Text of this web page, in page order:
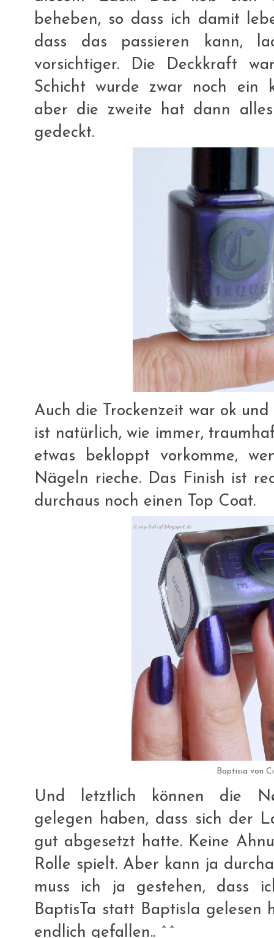
beheben, so dass ich damit
dass das passieren kann,
vorsichtiger. Die Deckkraft
Schicht wurde zwar noch ein
aber die zweite hat dann
gedeckt.
Auch die Trockenzeit war ok
ist natürlich, wie immer,
etwas bekloppt vorkomme,
Nägeln rieche. Das Finish ist
durchaus noch einen Top Coat.
Baptisia von
Und letztlich können die
gelegen haben, dass sich der
gut abgesetzt hatte. Keine
Rolle spielt. Aber kann ja
muss ich ja gestehen, dass
BaptisTa statt BaptisIa gelesen
endlich gefallen.. ^^